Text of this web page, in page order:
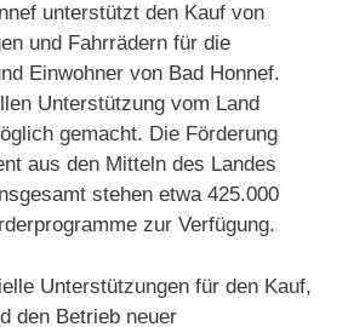
unterstützt den Kauf von
und Fahrrädern für die
Einwohner von Bad Honnef.
Unterstützung vom Land
gemacht. Die Förderung
aus den Mitteln des Landes
stehen etwa 425.000
zur Verfügung.
Unterstützungen für den Kauf,
den Betrieb neuer